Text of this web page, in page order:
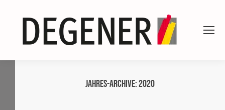
Jahres-Archive:2020